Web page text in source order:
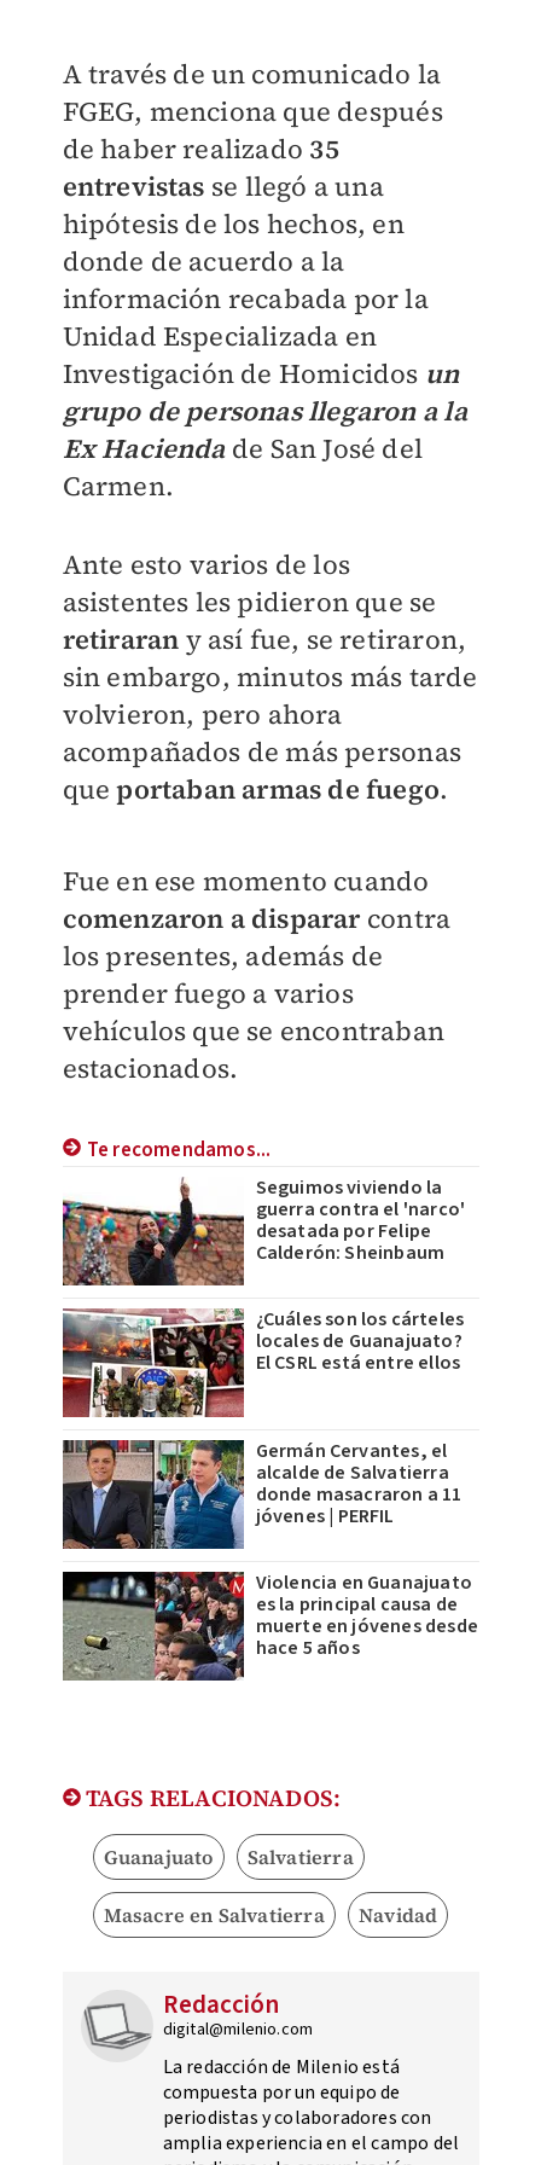
A través de un comunicado la
FGEG, menciona que después
de haber realizado 35
entrevistas se llegó a una
hipótesis de los hechos, en
donde de acuerdo a la
información recabada por la
Unidad Especializada en
Investigación de Homicidos un
grupo de personas llegaron a la
Ex Haciendade San José del
Carmen.
Ante esto varios de los
asistentes les pidieron que se
retiraran y así fue, se retiraron,
sin embargo, minutos más tarde
volvieron, pero ahora
acompañados de más personas
que portaban armas de fuego.
Fue en ese momento cuando
comenzaron a disparar contra
los presentes, además de
prender fuego a varios
vehículos que se encontraban
estacionados.
Te recomendamos...
Seguimos viviendo la
guerra contra el 'narco'
desatada por Felipe
Calderón: Sheinbaum
¿Cuáles son los cárteles
locales de Guanajuato?
El CSRL está entre ellos
Germán Cervantes, el
alcalde de Salvatierra
donde masacraron a 11
jóvenes | PERFIL
Violencia en Guanajuato
es la principal causa de
muerte en jóvenes desde
hace 5 años
TAGS RELACIONADOS:
Guanajuato Salvatierra
Masacre en Salvatierra Navidad
Redacción
digital@milenio.com
La redacción de Milenio está
compuesta por un equipo de
periodistas y colaboradores con
amplia experiencia en el campo del